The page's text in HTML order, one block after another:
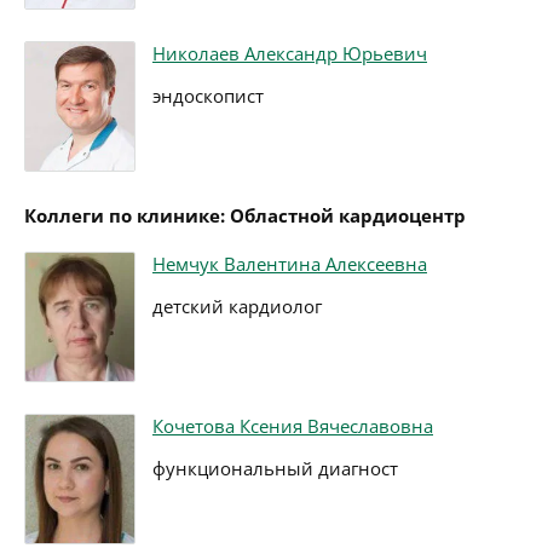
Николаев Александр Юрьевич
эндоскопист
Коллеги по клинике: Областной кардиоцентр
Немчук Валентина Алексеевна
детский кардиолог
Кочетова Ксения Вячеславовна
функциональный диагност